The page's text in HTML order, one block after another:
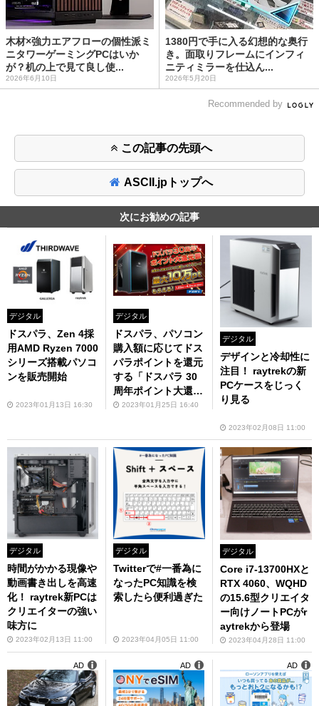
木材×強力エアフローの個性派ミ
ニタワーゲーミングPCはいか
が？机の上で見て良し使...
2026年6月10日
1380円で手に入る幻想的な奥行
き。面取りフレームにインフィ
ニティミラーを仕込ん...
2026年5月20日
Recommended by
この記事の先頭へ
ASCII.jpトップへ
次にお勧めの記事
デジタル
ドスパラ、Zen 4採
用AMD Ryzen 7000
シリーズ搭載パソコ
ンを販売開始
2023年01月13日 16:30
デジタル
ドスパラ、パソコン
購入額に応じてドス
パラポイントを還元
する「ドスパラ 30
周年ポイント大還元
祭」を開催中
2023年01月25日 16:40
デジタル
デザインと冷却性に
注目！ raytrekの新
PCケースをじっく
り見る
2023年02月08日 11:00
デジタル
時間がかかる現像や
動画書き出しを高速
化！ raytrek新PCは
クリエイターの強い
味方に
2023年02月13日 11:00
デジタル
Twitterで#一番為に
なったPC知識を検
索したら便利過ぎた
2023年04月05日 11:00
デジタル
Core i7-13700HXと
RTX 4060、WQHD
の15.6型クリエイタ
ー向けノートPCがr
aytrekから登場
2023年04月28日 11:00
AD AD AD